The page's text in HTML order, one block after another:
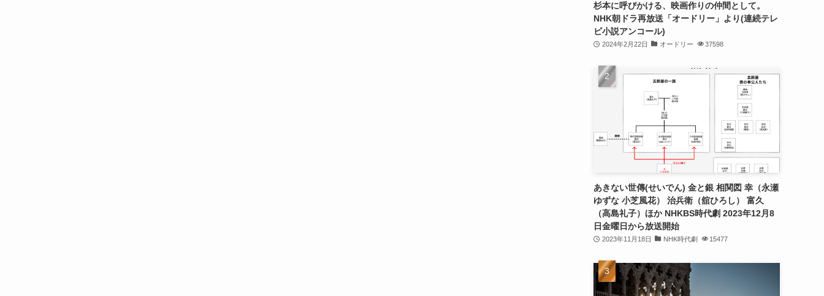
杉本に呼びかける、映画作りの仲間として。
NHK朝ドラ再放送「オードリー」より(連続テレ
ビ小説アンコール)
2024年2月22日 オードリー 37598
あきない世傳(せいでん) 金と銀 相関図 幸（永瀬
ゆずな 小芝風花） 治兵衛（舘ひろし） 富久
（高島礼子）ほか NHKBS時代劇 2023年12月8
日金曜日から放送開始
2023年11月18日 NHK時代劇 15477